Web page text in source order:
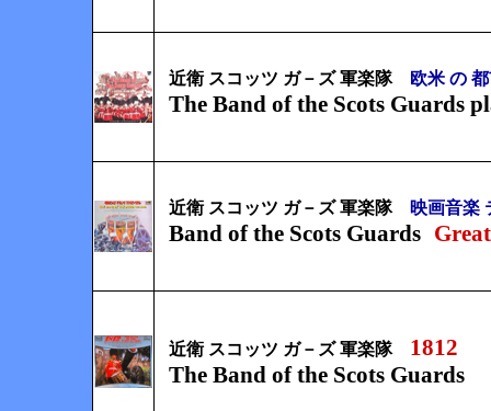
近衛 スコッツ ガ－ズ 軍楽隊 欧米 の
The Band of the Scots Guards
近衛 スコッツ ガ－ズ 軍楽隊 映画音楽
Band of the Scots Guards
近衛 スコッツ ガ－ズ 軍楽隊 1812
The Band of the Scots Guards